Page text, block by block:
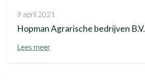
9 april 2021
Hopman Agrarische bedrijven B.V.
Lees meer